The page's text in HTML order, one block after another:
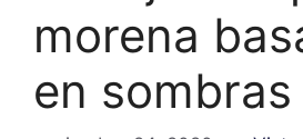
morena
en sombras